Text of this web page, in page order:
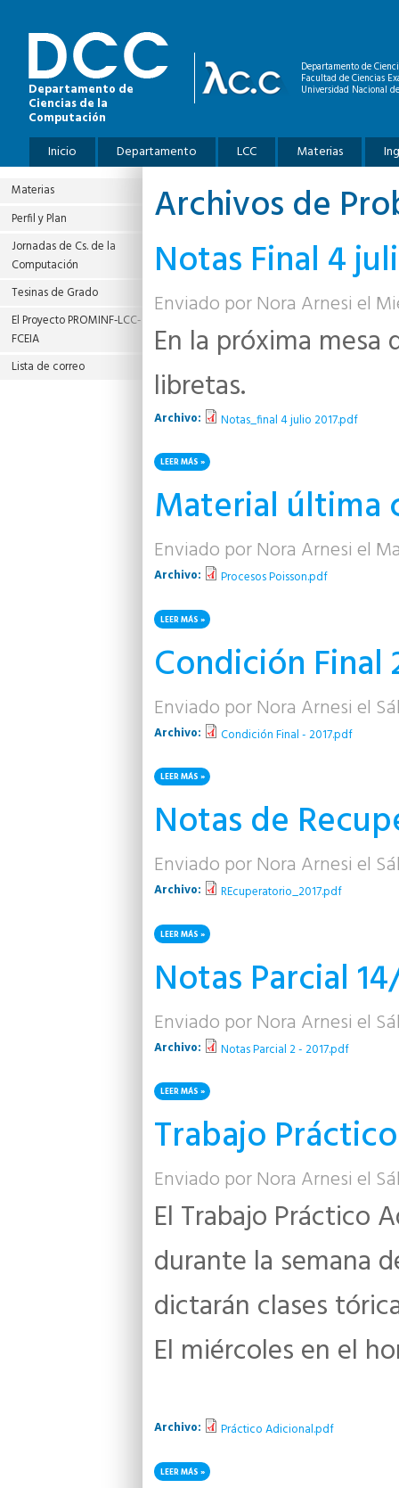
Departamento de
Ciencias de la
Computación
Departamento de
Facultad de Ciencias
Universidad Nacional
Menú principal
Inicio Departamento LCC Materias
Materias
Perfil y Plan
Jornadas de Cs. de la
Computación
Tesinas de Grado
El Proyecto PROMINF‐LCC‐
FCEIA
Lista de correo
Archivos de
Notas Final 4
Enviado porNora Arnesi el
En la próxima mesa
libretas.
Archivo: Notas_final 4 julio 2017.pdf
LEER MÁS SOBRE NOTAS FINAL 4 JULIO 2017
Material última
Enviado porNora Arnesi el
Archivo: Procesos Poisson.pdf
LEER MÁS SOBRE MATERIAL ÚLTIMA CLASE!
Condición Final
Enviado porNora Arnesi el
Archivo: Condición Final - 2017.pdf
LEER MÁS SOBRE CONDICIÓN FINAL 2017
Notas de
Enviado porNora Arnesi el
Archivo: REcuperatorio_2017.pdf
LEER MÁS SOBRE NOTAS DE RECUPERATORIOS
Notas Parcial
Enviado porNora Arnesi el
Archivo: Notas Parcial 2 - 2017.pdf
LEER MÁS SOBRE NOTAS PARCIAL 14/06/2017
Trabajo
Enviado porNora Arnesi el
El Trabajo Práctico
durante la semana
dictarán clases
El miércoles en el
Archivo: Práctico Adicional.pdf
LEER MÁS SOBRE TRABAJO PRÁCTICO ADICIONAL